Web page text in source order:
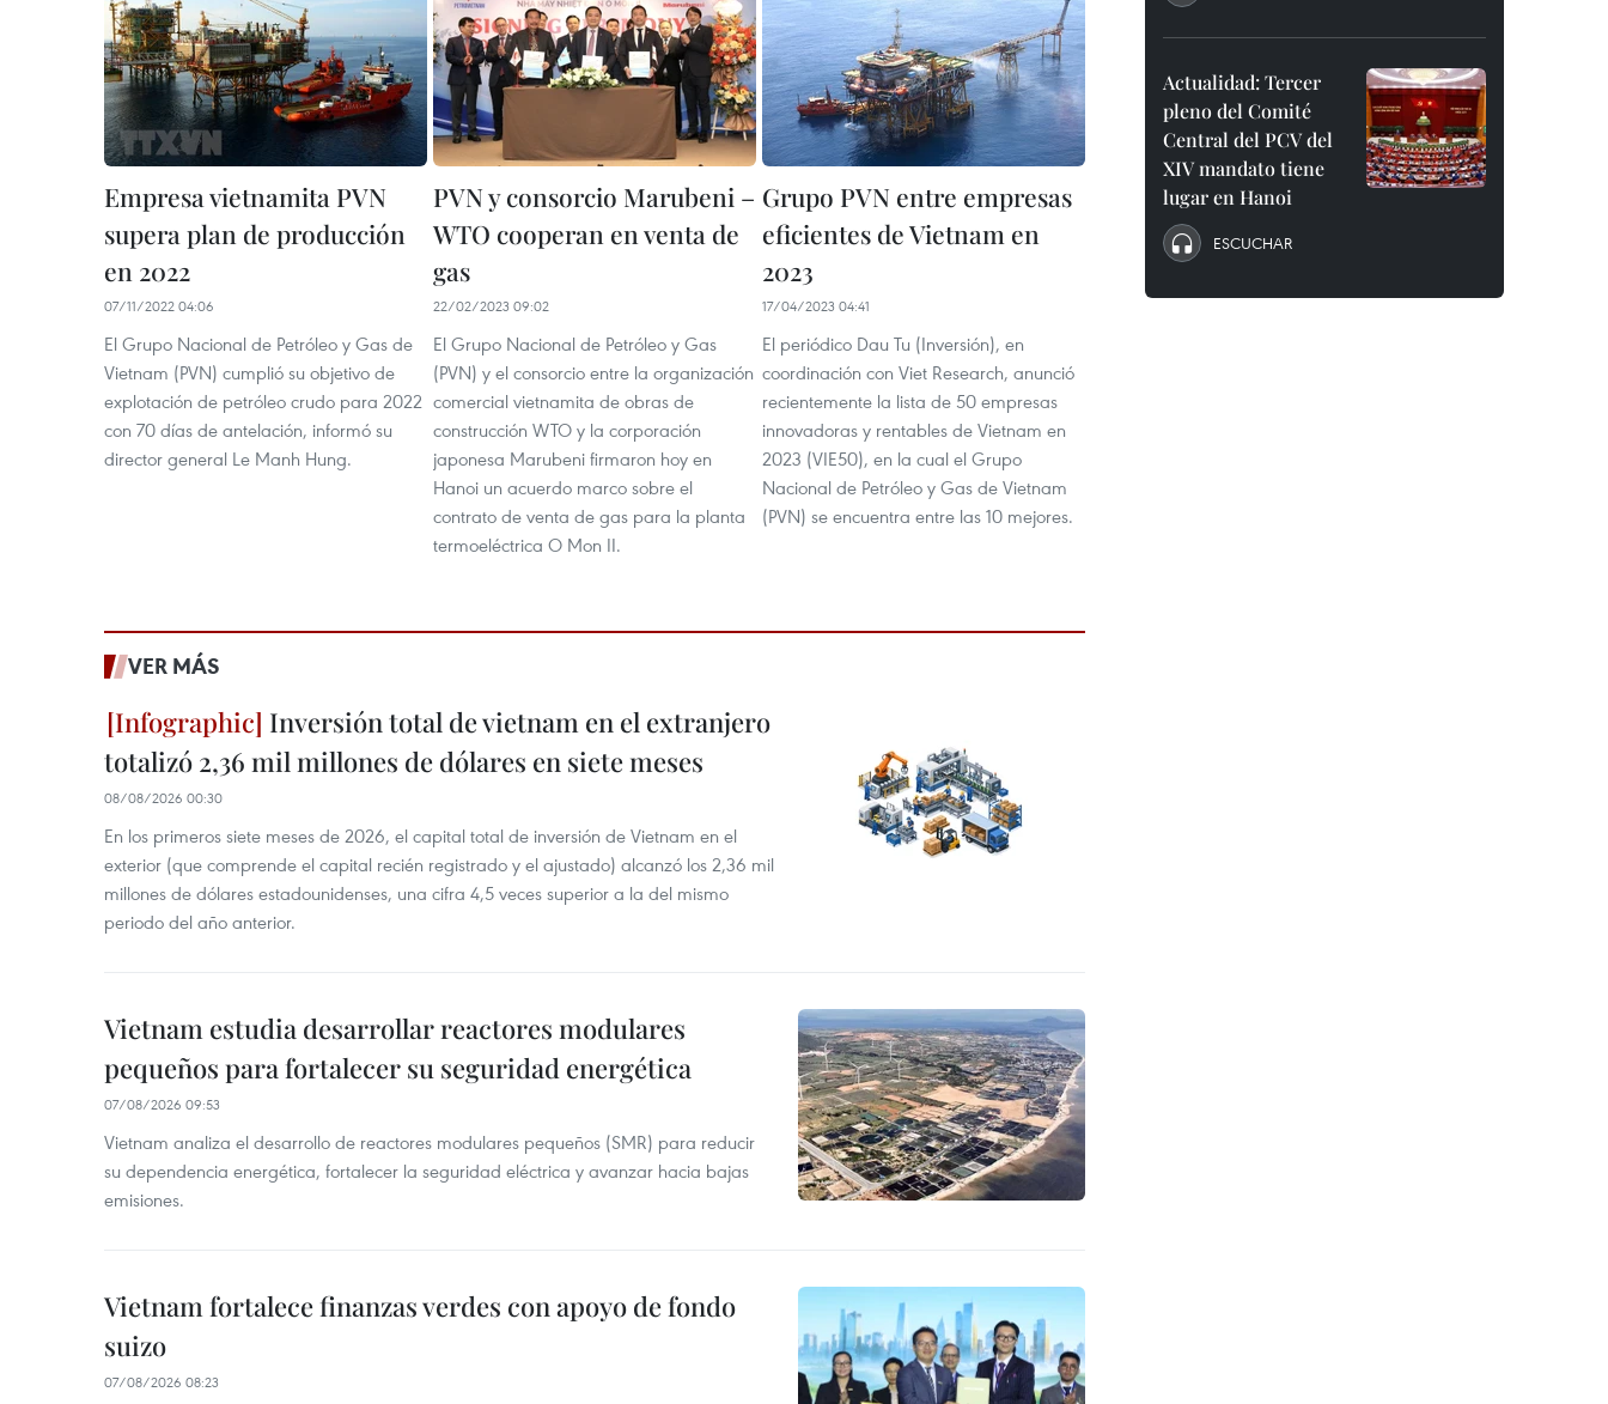
Empresa vietnamita PVN
supera plan de producción
en 2022
07/11/2022 04:06
El Grupo Nacional de Petróleo y Gas de
Vietnam (PVN) cumplió su objetivo de
explotación de petróleo crudo para 2022
con 70 días de antelación, informó su
director general Le Manh Hung.
PVN y consorcio Marubeni –
WTO cooperan en venta de
gas
22/02/2023 09:02
El Grupo Nacional de Petróleo y Gas
(PVN) y el consorcio entre la organización
comercial vietnamita de obras de
construcción WTO y la corporación
japonesa Marubeni firmaron hoy en
Hanoi un acuerdo marco sobre el
contrato de venta de gas para la planta
termoeléctrica O Mon II.
Grupo PVN entre empresas
eficientes de Vietnam en
2023
17/04/2023 04:41
El periódico Dau Tu (Inversión), en
coordinación con Viet Research, anunció
recientemente la lista de 50 empresas
innovadoras y rentables de Vietnam en
2023 (VIE50), en la cual el Grupo
Nacional de Petróleo y Gas de Vietnam
(PVN) se encuentra entre las 10 mejores.
VER MÁS
Inversión total de vietnam en el extranjero
totalizó 2,36 mil millones de dólares en siete meses
08/08/2026 00:30
En los primeros siete meses de 2026, el capital total de inversión de Vietnam en el
exterior (que comprende el capital recién registrado y el ajustado) alcanzó los 2,36 mil
millones de dólares estadounidenses, una cifra 4,5 veces superior a la del mismo
periodo del año anterior.
Vietnam estudia desarrollar reactores modulares
pequeños para fortalecer su seguridad energética
07/08/2026 09:53
Vietnam analiza el desarrollo de reactores modulares pequeños (SMR) para reducir
su dependencia energética, fortalecer la seguridad eléctrica y avanzar hacia bajas
emisiones.
Vietnam fortalece finanzas verdes con apoyo de fondo
suizo
07/08/2026 08:23
Actualidad: Tercer
pleno del Comité
Central del PCV del
XIV mandato tiene
lugar en Hanoi
ESCUCHAR